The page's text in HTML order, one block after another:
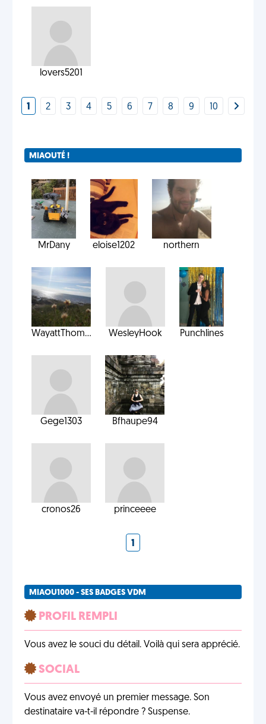
lovers5201
1 2 3 4 5 6 7 8 9 10
MIAOUTÉ !
MrDany eloise1202 northern
WayattThom... WesleyHook Punchlines
Gege1303 Bfhaupe94
cronos26 princeeee
1
MIAOU1000 - SES BADGES VDM
PROFIL REMPLI
Vous avez le souci du détail. Voilà qui sera apprécié.
SOCIAL
Vous avez envoyé un premier message. Son
destinataire va-t-il répondre ? Suspense.